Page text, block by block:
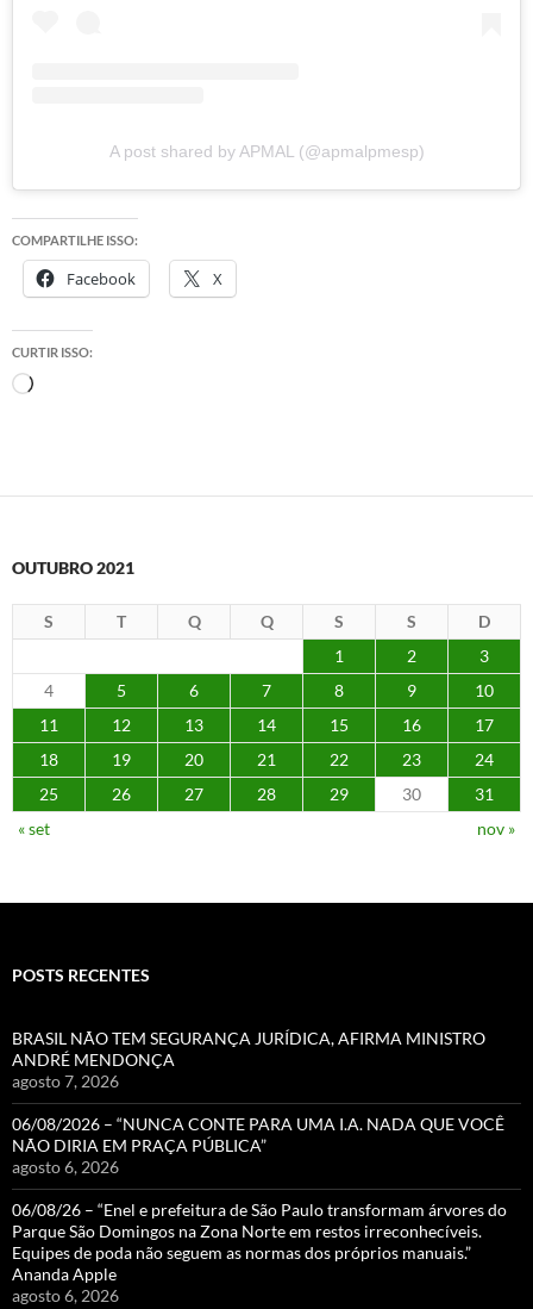
A post shared by APMAL (@apmalpmesp)
COMPARTILHE ISSO:
Facebook X
CURTIR ISSO:
Carregando...
OUTUBRO 2021
S T Q Q S S
D
1
2
3
4
5 6 7 8 9
10
11
12 13 14 15 16
17
18
19 20 21 22 23
24
25
26 27 28 29 30
31
« set
nov »
POSTS RECENTES
BRASIL NÃO TEM SEGURANÇA JURÍDICA, AFIRMA MINISTRO
ANDRÉ MENDONÇA
agosto 7, 2026
06/08/2026 – “NUNCA CONTE PARA UMA I.A. NADA QUE VOCÊ
NÃO DIRIA EM PRAÇA PÚBLICA”
agosto 6, 2026
06/08/26 – “Enel e prefeitura de São Paulo transformam árvores do
Parque São Domingos na Zona Norte em restos irreconhecíveis.
Equipes de poda não seguem as normas dos próprios manuais.”
Ananda Apple
agosto 6, 2026